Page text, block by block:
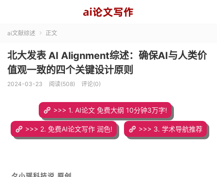
ai文献综述  正文
​北大发表 AI Alignment综述：确保AI与人类价
值观一致的四个关键设计原则
2024-03-23 阅读(508) 评论(0)
>>> 1. AI论文 免费大纲 10分钟3万字!
>>> 2. 免费AI论文写作 润色! >>> 3. 学术导航推荐